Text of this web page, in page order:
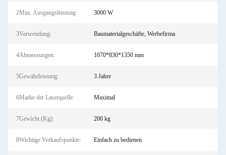
2Max. Ausgangsleistung: 3000 W
3Verwendung: Baumaterialgeschäfte, Werbefirma
4Abmessungen: 1070*830*1350 mm
5Gewährleistung: 3 Jahre
6Marke der Laserquelle: Maximal
7Gewicht (Kg): 200 kg
8Wichtige Verkaufspunkte: Einfach zu bedienen